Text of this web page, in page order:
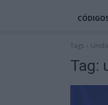
Tags Unido
Tag: